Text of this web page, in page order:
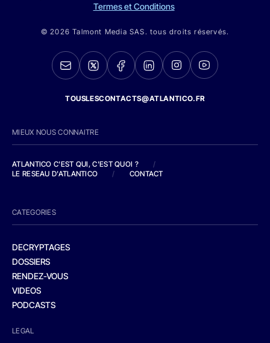
Termes et Conditions
© 2026 Talmont Media SAS. tous droits réservés.
TOUSLESCONTACTS@ATLANTICO.FR
MIEUX NOUS CONNAITRE
ATLANTICO C'EST QUI, C'EST QUOI ?
/
LE RESEAU D'ATLANTICO
/ CONTACT
CATEGORIES
DECRYPTAGES
DOSSIERS
RENDEZ-VOUS
VIDEOS
PODCASTS
LEGAL